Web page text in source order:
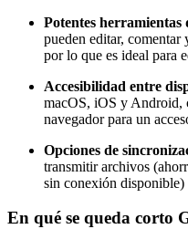
Potentes herramientas
pueden editar,
por lo que es ideal para
Accesibilidad entre
macOS, iOS y Android,
navegador para un
Opciones de
transmitir archivos
sin conexión disponible)
En qué se queda corto